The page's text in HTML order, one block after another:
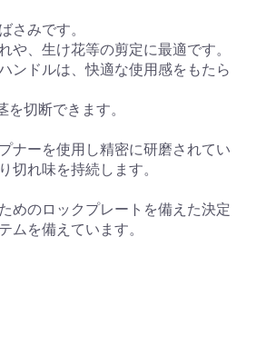
さみです。
や、生け花等の剪定に最適です。
ンドルは、快適な使用感をもたら
切断できます。
ナーを使用し精密に研磨されてい
切れ味を持続します。
めのロックプレートを備えた決定
ムを備えています。